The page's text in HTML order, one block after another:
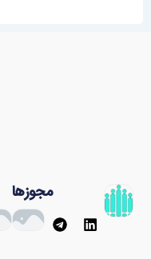
مجوزها
L
i
T
e